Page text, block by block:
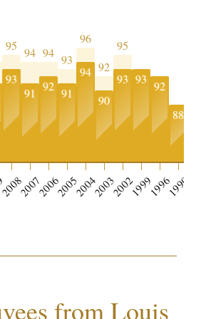
95
93
94
91
2007
94
92
2006
93
91
2005
96
94
2004
92
90
2003
95
93
2002
93
1999
92
1996
88
1990
from Louis